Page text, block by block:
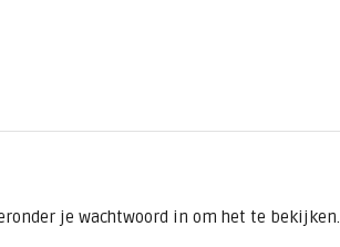
je wachtwoord in om het te bekijken.